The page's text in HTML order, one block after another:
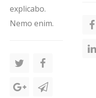
explicabo.
Nemo enim.